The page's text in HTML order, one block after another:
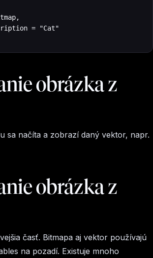
= "Cat"
obrázka z
sa načíta a zobrazí daný vektor, napr.
obrázka z
časť. Bitmapa aj vektor používajú
na pozadí. Existuje mnoho